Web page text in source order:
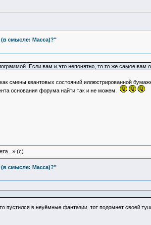
смысле: Масса)?"
Если вам и это непонятно, то то же самое
смены квантовых состояний,иллюстрированной
основания форума найти так и не можем.
(c)
смысле: Масса)?"
в неуёмные фантазии, тот подомнет своей